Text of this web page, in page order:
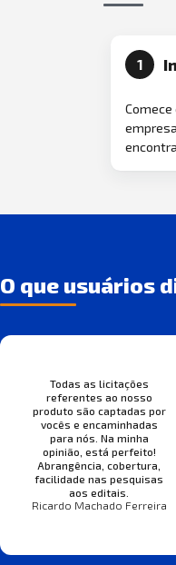
1
O que usuários
Todas as licitações
referentes ao nosso
produto são captadas por
vocês e encaminhadas
para nós. Na minha
opinião, está perfeito!
Abrangência, cobertura,
facilidade nas pesquisas
aos editais.
Ricardo Machado Ferreira